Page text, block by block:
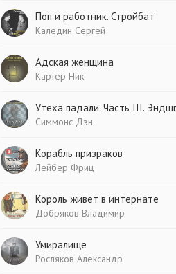
Поп и работник. Стройбат
Каледин Сергей
Адская женщина
Картер Ник
Утеха падали. Часть III.
Симмонс Дэн
Корабль призраков
Лейбер Фриц
Король живет в интернате
Добряков Владимир
Умиралище
Росляков Александр